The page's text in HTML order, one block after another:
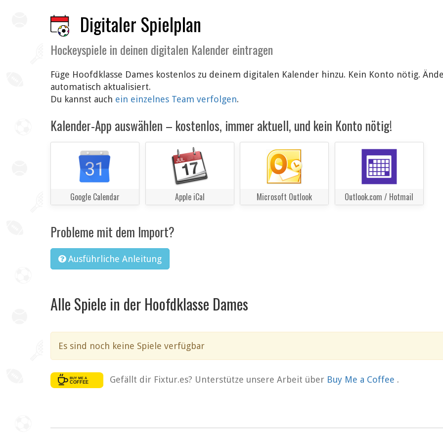
Digitaler Spielplan
Hockeyspiele in deinen digitalen Kalender eintragen
Füge Hoofdklasse Dames kostenlos zu deinem digitalen Kalender hinzu. Kein Konto nötig.
automatisch aktualisiert.
Du kannst auch ein einzelnes Team verfolgen.
Kalender-App auswählen – kostenlos, immer aktuell, und kein Konto nötig!
Google Calendar Apple iCal Microsoft Outlook Outlook.com / Hotmail
Probleme mit dem Import?
Ausführliche Anleitung
Alle Spiele in der Hoofdklasse Dames
Es sind noch keine Spiele verfügbar
Gefällt dir Fixtur.es? Unterstütze unsere Arbeit über Buy Me a Coffee .